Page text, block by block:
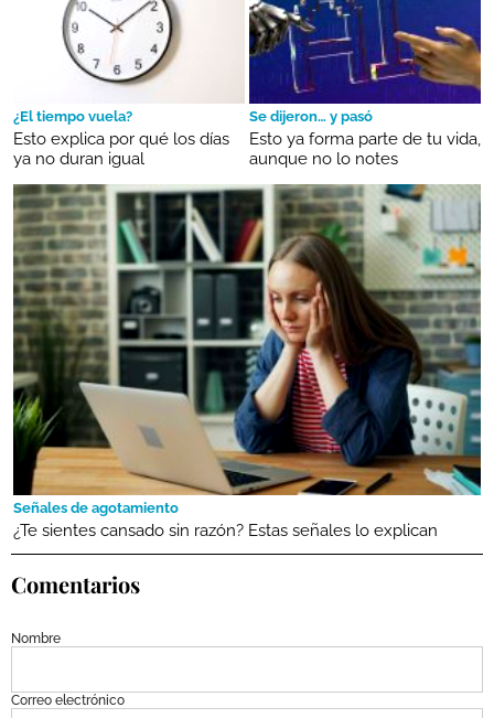
¿El tiempo vuela?
Esto explica por qué los días
ya no duran igual
Se dijeron… y pasó
Esto ya forma parte de tu vida,
aunque no lo notes
Señales de agotamiento
¿Te sientes cansado sin razón? Estas señales lo explican
Comentarios
Nombre
Correo electrónico